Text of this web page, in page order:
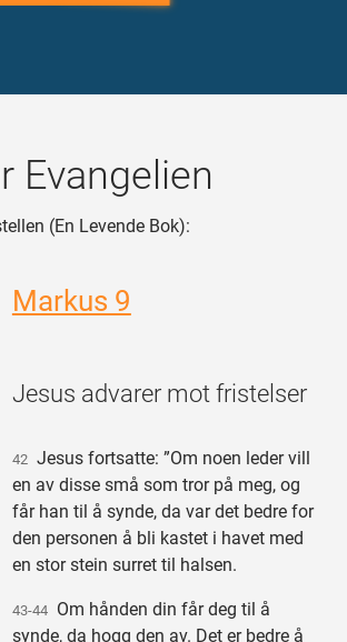
Evangelien
(En Levende Bok):
Markus 9
Jesus advarer mot fristelser
42Jesus fortsatte: ”Om noen leder vill
en av disse små som tror på meg, og
får han til å synde, da var det bedre for
den personen å bli kastet i havet med
en stor stein surret til halsen.
43-44Om hånden din får deg til å
synde, da hogg den av. Det er bedre å